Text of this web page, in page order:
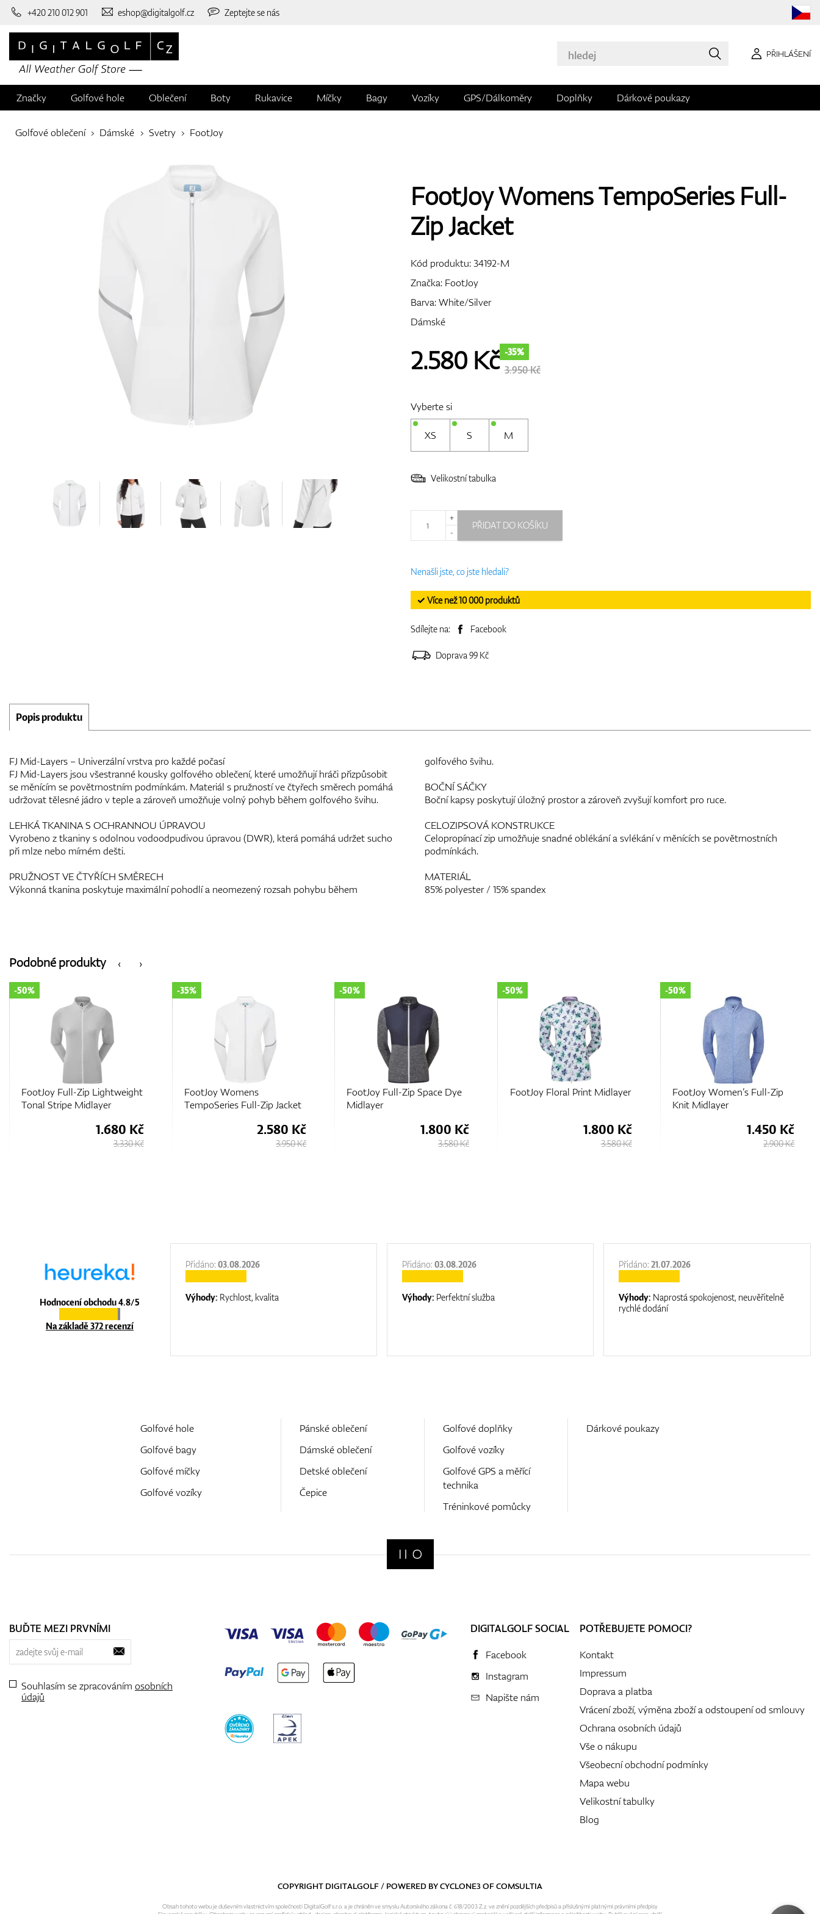
+420 210 012 901 eshop@digitalgolf.cz Zeptejte se nás
PŘIHLÁŠENÍ
Značky Golfové hole Oblečení Boty Rukavice Míčky Bagy Vozíky GPS/Dálkoměry Doplňky Dárkové poukazy
Golfové oblečení Dámské Svetry FootJoy
FootJoy Womens TempoSeries Full-
Zip Jacket
Kód produktu:34192-M
Značka: FootJoy
Barva: White/Silver
Dámské
2.580Kč -35%
3.950 Kč
Vyberte si
XS S M
Velikostní tabulka
+
-
PŘIDAT DO KOŠÍKU
Nenašli jste, co jste hledali?
✓ Více než 10 000 produktů
Sdílejte na: Facebook
Doprava 99 Kč
Popis produktu
FJ Mid-Layers – Univerzální vrstva pro každé počasí
FJ Mid-Layers jsou všestranné kousky golfového oblečení, které umožňují hráči přizpůsobit
se měnícím se povětrnostním podmínkám. Materiál s pružností ve čtyřech směrech pomáhá
udržovat tělesné jádro v teple a zároveň umožňuje volný pohyb během golfového švihu.
LEHKÁ TKANINA S OCHRANNOU ÚPRAVOU
Vyrobeno z tkaniny s odolnou vodoodpudivou úpravou (DWR), která pomáhá udržet sucho
při mlze nebo mírném dešti.
PRUŽNOST VE ČTYŘÍCH SMĚRECH
Výkonná tkanina poskytuje maximální pohodlí a neomezený rozsah pohybu během
golfového švihu.
BOČNÍ SÁČKY
Boční kapsy poskytují úložný prostor a zároveň zvyšují komfort pro ruce.
CELOZIPSOVÁ KONSTRUKCE
Celopropínací zip umožňuje snadné oblékání a svlékání v měnících se povětrnostních
podmínkách.
MATERIÁL
85% polyester / 15% spandex
‹
Podobné produkty ›
FootJoy Womens
TempoSeries Full-Zip Jacket
-35%
2.580 Kč
3.950 Kč
FootJoy Full-Zip Space Dye
Midlayer
-50%
1.800 Kč
3.580 Kč
FootJoy Floral Print Midlayer
-50%
1.800 Kč
3.580 Kč
FootJoy Women’s Full-Zip
-50%
1.450 Kč
2.900 Kč
FootJoy Womens Space Dye
Fleece Full-Zip Midlayer
-50%
1.730 Kč
3.430 Kč
Hodnocení obchodu 4.8/5
Na základě 372 recenzí
Přidáno:03.08.2026
Výhody: Rychlost, kvalita
Přidáno:03.08.2026
Výhody: Perfektní služba
Přidáno:21.07.2026
Výhody: Naprostá spokojenost, neuvěřitelně
rychlé dodání
Golfové hole
Golfové bagy
Golfové míčky
Golfové vozíky
Pánské oblečení
Dámské oblečení
Detské oblečení
Čepice
Golfové doplňky
Golfové vozíky
Golfové GPS a měřící
technika
Tréninkové pomůcky
Dárkové poukazy
BUĎTE MEZI PRVNÍMI
Souhlasím se zpracováním osobních
údajů
DIGITALGOLF SOCIAL
Facebook
Instagram
Napište nám
POTŘEBUJETE POMOCI?
Kontakt
Impressum
Doprava a platba
Vrácení zboží, výměna zboží a odstoupení od smlouvy
Ochrana osobních údajů
Vše o nákupu
Všeobecní obchodní podmínky
Mapa webu
Velikostní tabulky
Blog
COPYRIGHT DIGITALGOLF / POWERED BYCYCLONE3OFCOMSULTIA
Obsah tohoto webu je duševním vlastnictvím společnosti DigitalGolf s.r.o. a je chráněn ve smyslu Autorského zákona č. 618/2003 Z.z. ve znění pozdějších předpisů a příslušnými platnými právními předpisy